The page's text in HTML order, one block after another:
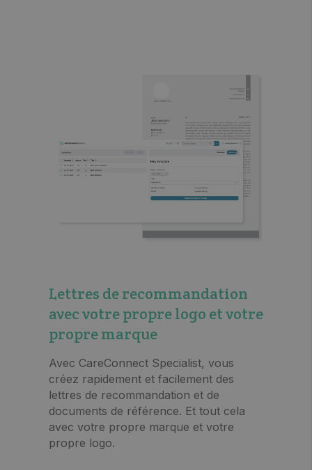
Lettres de recommandation
avec votre propre logo et votre
propre marque
Avec CareConnect Specialist, vous
créez rapidement et facilement des
lettres de recommandation et de
documents de référence. Et tout cela
avec votre propre marque et votre
propre logo.